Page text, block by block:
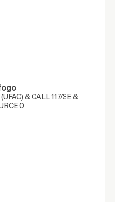
& CALL 117/SE &
0